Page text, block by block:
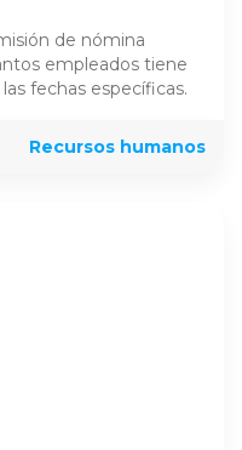
de nómina
empleados tiene
fechas específicas.
Recursos humanos